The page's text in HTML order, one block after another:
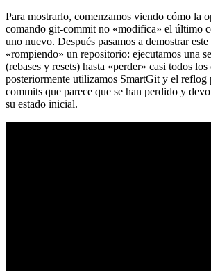
Para mostrarlo, comenzamos viendo cómo la
comando git-commit no «modifica» el último
uno nuevo. Después pasamos a demostrar
«rompiendo» un repositorio: ejecutamos una
(rebases y resets) hasta «perder» casi todos
posteriormente utilizamos SmartGit y el reflog
commits que parece que se han perdido y
su estado inicial.